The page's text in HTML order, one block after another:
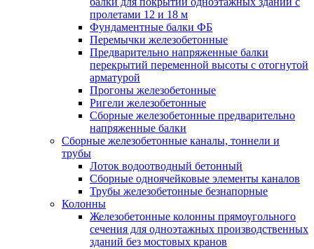
пролетами 12 и 18 м
Фундаментные балки ФБ
Перемычки железобетонные
Предварительно напряженные балки
перекрытий переменной высоты с отогнутой
арматурой
Прогоны железобетонные
Ригели железобетонные
Сборные железобетонные предварительно
напряженные балки
Сборные железобетонные каналы, тоннели и
трубы
Лоток водоотводный бетонный
Сборные одноячейковые элементы каналов
Трубы железобетонные безнапорные
Колонны
Железобетонные колонны прямоугольного
сечения для одноэтажных производственных
зданий без мостовых кранов